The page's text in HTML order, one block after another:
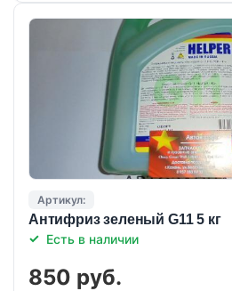
Артикул:
Антифриз зеленый G11 5 кг
Есть в наличии
850 руб.